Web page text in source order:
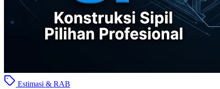
Estimasi & RAB